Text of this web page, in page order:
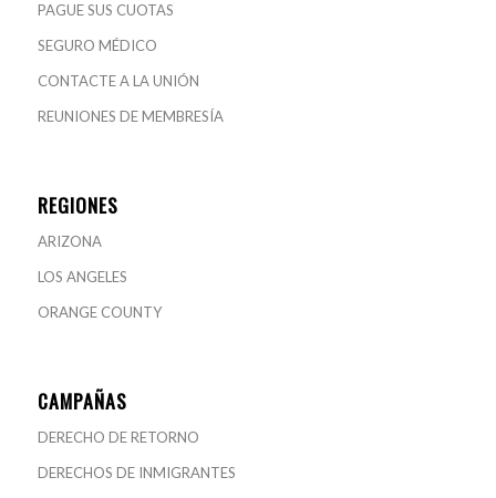
PAGUE SUS CUOTAS
SEGURO MÉDICO
CONTACTE A LA UNIÓN
REUNIONES DE MEMBRESÍA
REGIONES
ARIZONA
LOS ANGELES
ORANGE COUNTY
CAMPAÑAS
DERECHO DE RETORNO
DERECHOS DE INMIGRANTES